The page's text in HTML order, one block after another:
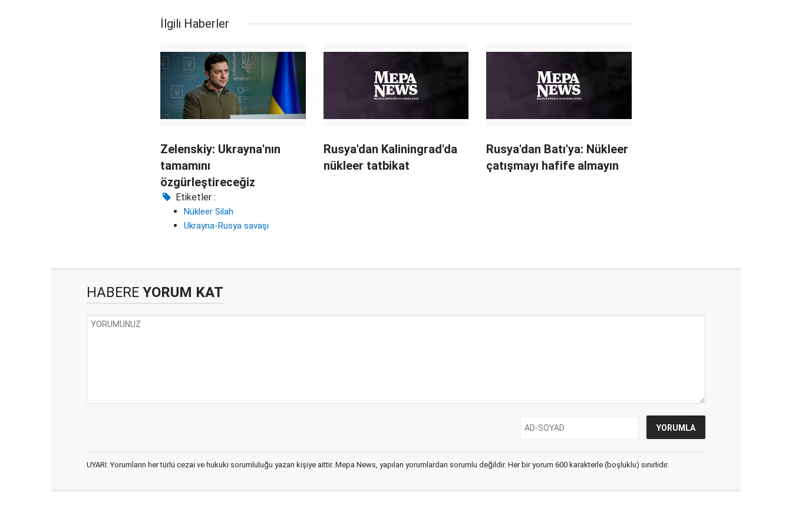
İlgili Haberler
Zelenskiy: Ukrayna'nın
tamamını
özgürleştireceğiz
Rusya'dan Kaliningrad'da
nükleer tatbikat
Rusya'dan Batı'ya: Nükleer
çatışmayı hafife almayın
Etiketler :
Nükleer Silah
Ukrayna-Rusya savaşı
HABERE YORUM KAT
UYARI: Yorumların her türlü cezai ve hukuki sorumluluğu yazan kişiye aittir. Mepa News, yapılan yorumlardan sorumlu değildir. Her bir yorum 600 karakterle (boşluklu) sınırlıdır.